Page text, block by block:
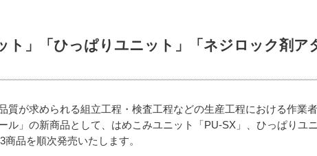
ト」「ひっぱりユニット」「ネジロック剤ア
質が求められる組立工程・検査工程などの生産工程における作業
ル」の新商品として、はめこみユニット「PU-SX」、ひっぱりユ
品を順次発売いたします。